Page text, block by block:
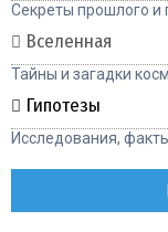
Секреты прошлого и
Вселенная
Тайны и загадки
Гипотезы
Исследования,